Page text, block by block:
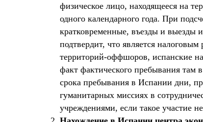
физическое лицо, находящееся на
одного календарного года. При
кратковременные, въезды и выезды
подтвердит, что является
территорий-оффшоров, испанские
факт фактического пребывания там
срока пребывания в Испании дни,
гуманитарных миссиях в
учреждениями, если такое участие